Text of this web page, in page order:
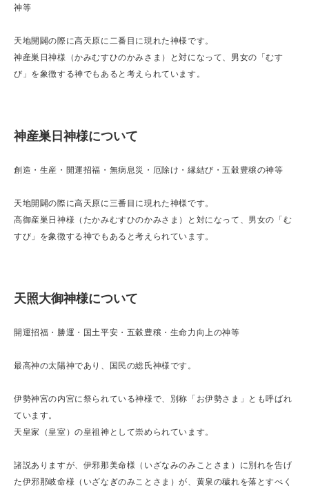
神等
天地開闢の際に高天原に二番目に現れた神様です。
神産巣日神様（かみむすひのかみさま）と対になって、男女の「むす
び」を象徴する神でもあると考えられています。
神産巣日神様について
創造・生産・開運招福・無病息災・厄除け・縁結び・五穀豊穣の神等
天地開闢の際に高天原に三番目に現れた神様です。
高御産巣日神様（たかみむすひのかみさま）と対になって、男女の「む
すび」を象徴する神でもあると考えられています。
天照大御神様について
開運招福・勝運・国土平安・五穀豊穣・生命力向上の神等
最高神の太陽神であり、国民の総氏神様です。
伊勢神宮の内宮に祭られている神様で、別称「お伊勢さま」とも呼ばれ
ています。
天皇家（皇室）の皇祖神として崇められています。
諸説ありますが、伊邪那美命様（いざなみのみことさま）に別れを告げ
た伊邪那岐命様（いざなぎのみことさま）が、黄泉の穢れを落とすべく